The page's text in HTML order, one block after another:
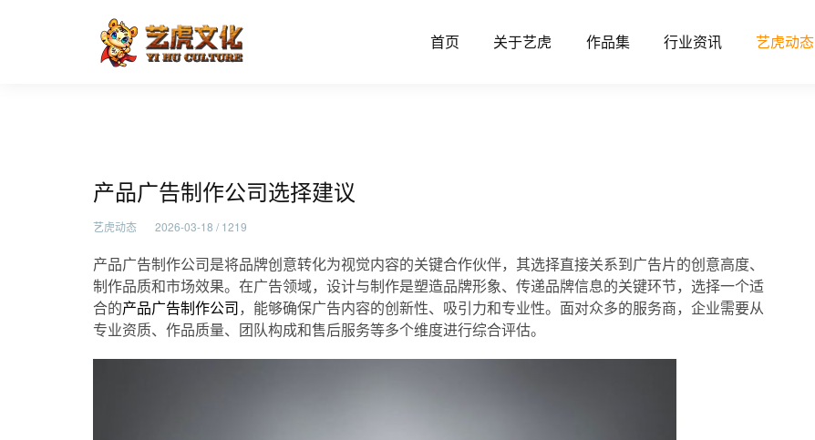
首页 关于艺虎 作品集 行业资讯 艺虎动态
产品广告制作公司选择建议
产品广告制作公司选择建议
艺虎动态 2026-03-18 / 1219
产品广告制作公司是将品牌创意转化为视觉内容的关键合作伙伴，其选择直接关系到广告片的创意高度、
制作品质和市场效果。在广告领域，设计与制作是塑造品牌形象、传递品牌信息的关键环节，选择一个适
合的产品广告制作公司，能够确保广告内容的创新性、吸引力和专业性。面对众多的服务商，企业需要从
专业资质、作品质量、团队构成和售后服务等多个维度进行综合评估。